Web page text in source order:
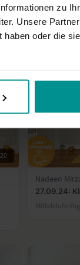
zu
Unsere
oder die
Nadeen Mirza
04.04.25:
Nadeen
27.09.24:
Mittelstufe-